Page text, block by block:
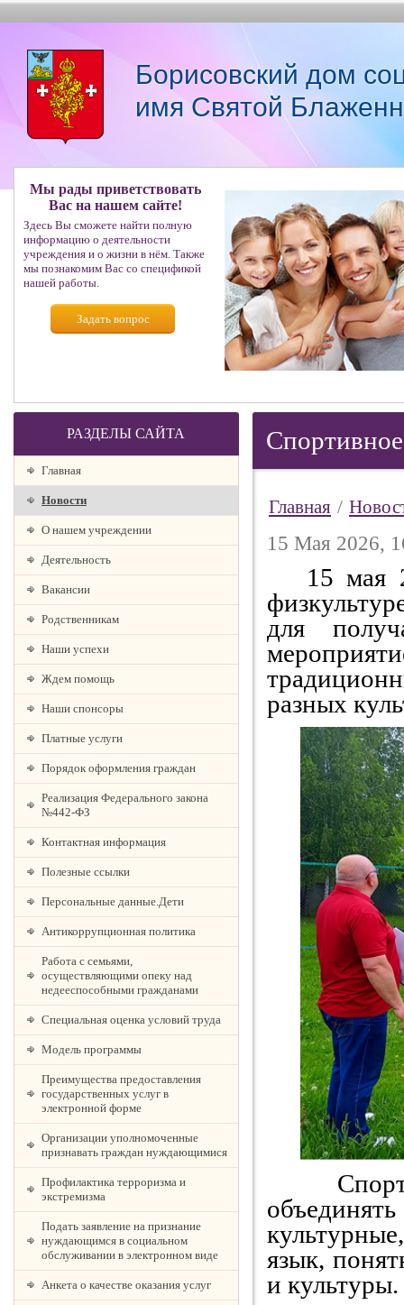
Борисовский дом
имя Святой
Мы рады приветствовать
Вас на нашем сайте!
Здесь Вы сможете найти полную
информацию о деятельности
учреждения и о жизни в нём. Также
мы познакомим Вас со спецификой
нашей работы.
Задать вопрос
РАЗДЕЛЫ САЙТА
Главная
Новости
О нашем учреждении
Деятельность
Вакансии
Родственникам
Наши успехи
Ждем помощь
Наши спонсоры
Платные услуги
Порядок оформления граждан
Реализация Федерального закона
№442-ФЗ
Контактная информация
Полезные ссылки
Персональные данные.Дети
Антикоррупционная политика
Работа с семьями,
осуществляющими опеку над
недееспособными гражданами
Специальная оценка условий труда
Модель программы
Преимущества предоставления
государственных услуг в
электронной форме
Организации уполномоченные
признавать граждан нуждающимися
Профилактика терроризма и
экстремизма
Подать заявление на признание
нуждающимся в социальном
обслуживании в электронном виде
Анкета о качестве оказания услуг
Главная /
15 Мая 2026,
15 мая
для
разных
Спорт
язык,
и культуры.